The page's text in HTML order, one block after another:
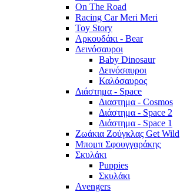
On The Road
Racing Car Meri Meri
Toy Story
Αρκουδάκι - Bear
Δεινόσαυροι
Baby Dinosaur
Δεινόσαυροι
Καλόσαυρος
Διάστημα - Space
Διαστημα - Cosmos
Διάστημα - Space 2
Διάστημα - Space 1
Ζωάκια Ζούγκλας Get Wild
Μπομπ Σφουγγαράκης
Σκυλάκι
Puppies
Σκυλάκι
Avengers